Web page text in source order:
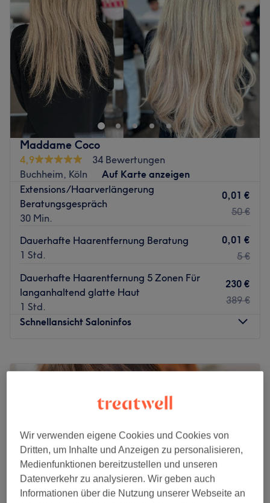
Maddame Coco
4,9
34 Bewertungen
Buchheim, Köln
Auf Karte anzeigen
Extensions/Haarverlängerung
Beratungsgespräch
30 Min.
0,01 €
50 €
Dauerhafte Haarentfernung Beratung
1 Std.
0,01 €
5 €
Dauerhafte Haarentfernung 5 Zonen Für
langanhaltend glatte Haut
1 Std.
230 €
389 €
Schnellansicht Saloninfos
Dienstag
10:00–18:00
Sonntag
Geschlossen
Du träumst von langen, glänzenden, starken und gesund
aussehenden Haaren und von einem unwiderstehlichen
Augenaufschlag, der deine natürliche Schönheit
Wir verwenden eigene Cookies und Cookies von
Dritten, um Inhalte und Anzeigen zu personalisieren,
Medienfunktionen bereitzustellen und unseren
Datenverkehr zu analysieren. Wir geben auch
Informationen über die Nutzung unserer Webseite an